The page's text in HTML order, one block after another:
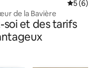
5 (6)
de la Bavière
et des tarifs